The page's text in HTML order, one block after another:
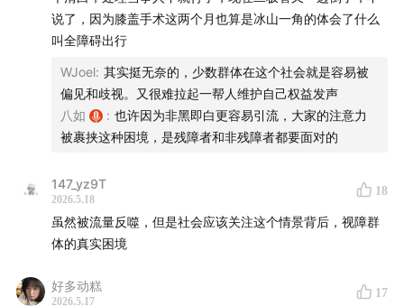
00:00:00 | The controversy: From Viral Sensation to
“Staged” Scandal
00:05:27| Anger and Disappointment Within the
Disability Community
Blind and Visually Impaired People in Cities
00:20:43| When Platforms Start Distrusting
Disabled Creators: Shadowbanning, Deplatforming,
and the Question of “Authenticity.”
说了，因为膝盖手术这两个月也算是冰山一角的体会了什么
叫全障碍出行
WJoel: 其实挺无奈的，少数群体在这个社会就是容易被
偏见和歧视。又很难拉起一帮人维护自己权益发声
八如
: 也许因为非黑即白更容易引流，大家的注意力
被裹挟这种困境，是残障者和非残障者都要面对的
147_yz9T
2026.5.18
18
虽然被流量反噬，但是社会应该关注这个情景背后，视障群
体的真实困境
好多动糕
2026.5.17
17